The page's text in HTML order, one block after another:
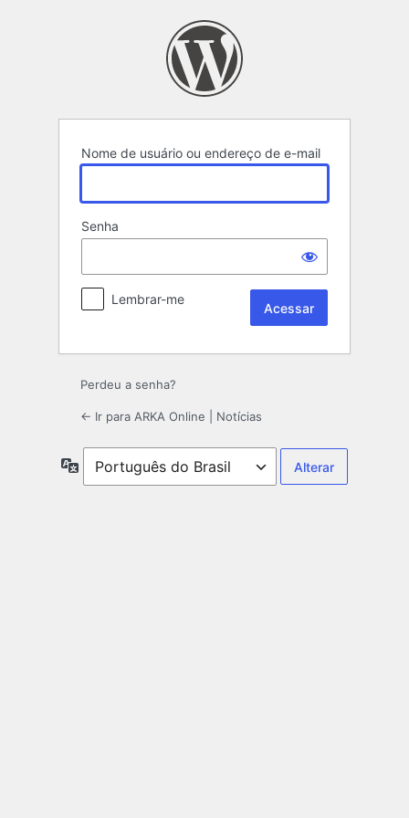
Nome de usuário ou endereço de e-mail
Senha
Lembrar-me
Perdeu a senha?
← Ir para ARKA Online | Notícias
Idioma